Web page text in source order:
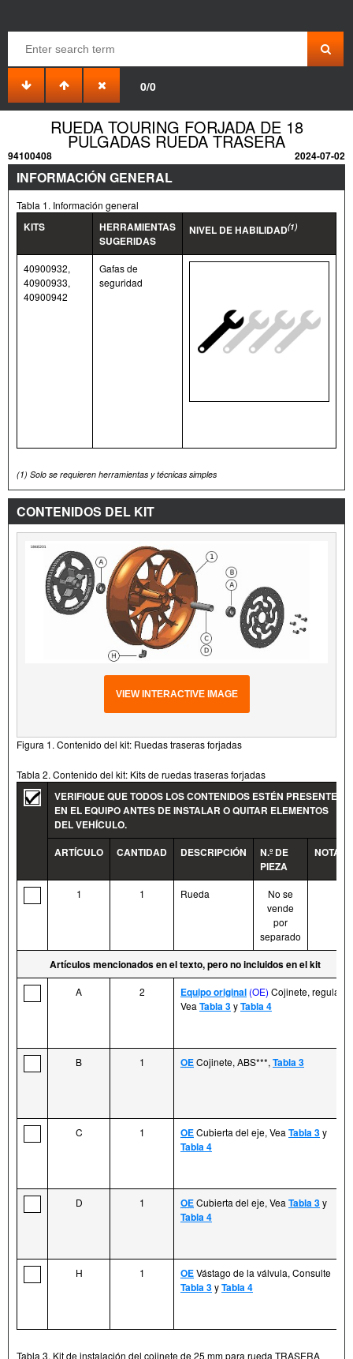
0/0
RUEDA TOURING FORJADA DE 18
PULGADAS RUEDA TRASERA
94100408 2024-07-02
INFORMACIÓN GENERAL
Tabla 1. Información general
KITS
HERRAMIENTAS
SUGERIDAS
NIVEL DE HABILIDAD(1)
40900932,
40900933,
40900942
Gafas de
seguridad
(1) Solo se requieren herramientas y técnicas simples
CONTENIDOS DEL KIT
VIEW INTERACTIVE IMAGE
Figura 1. Contenido del kit: Ruedas traseras forjadas
Tabla 2. Contenido del kit: Kits de ruedas traseras forjadas
VERIFIQUE QUE TODOS LOS CONTENIDOS ESTÉN PRESENTES
EN EL EQUIPO ANTES DE INSTALAR O QUITAR ELEMENTOS
DEL VEHÍCULO.
ARTÍCULO
CANTIDAD DESCRIPCIÓN
N.º DE
PIEZA
NOTAS
1 1 Rueda
No se
vende
por
separado
Artículos mencionados en el texto, pero no incluidos en el kit
A 2 Equipo original (OE) Cojinete, regular,
Vea Tabla 3yTabla 4
B 1 OECojinete, ABS***, Tabla 3
C 1 OECubierta del eje, Vea Tabla 3y
Tabla 4
D 1 OECubierta del eje, Vea Tabla 3y
Tabla 4
H 1 OEVástago de la válvula, Consulte
Tabla 3yTabla 4
Tabla 3. Kit de instalación del cojinete de 25 mm para rueda TRASERA